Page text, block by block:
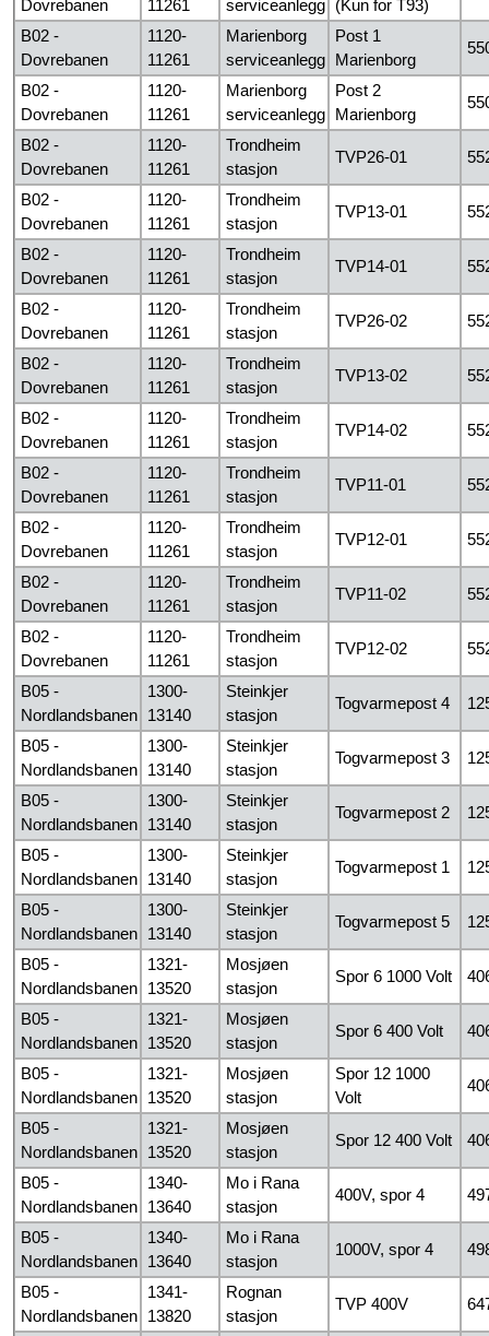
Dovrebanen 11261 serviceanlegg (Kun for T93)
B02 -
Dovrebanen
1120-
11261
Marienborg
serviceanlegg
Post 1
Marienborg
B02 -
Dovrebanen
1120-
11261
Marienborg
serviceanlegg
Post 2
Marienborg
B02 -
Dovrebanen
1120-
11261
Trondheim
stasjon
TVP26-01
B02 -
Dovrebanen
1120-
11261
Trondheim
stasjon
TVP13-01
B02 -
Dovrebanen
1120-
11261
Trondheim
stasjon
TVP14-01
B02 -
Dovrebanen
1120-
11261
Trondheim
stasjon
TVP26-02
B02 -
Dovrebanen
1120-
11261
Trondheim
stasjon
TVP13-02
B02 -
Dovrebanen
1120-
11261
Trondheim
stasjon
TVP14-02
B02 -
Dovrebanen
1120-
11261
Trondheim
stasjon
TVP11-01
B02 -
Dovrebanen
1120-
11261
Trondheim
stasjon
TVP12-01
B02 -
Dovrebanen
1120-
11261
Trondheim
stasjon
TVP11-02
B02 -
Dovrebanen
1120-
11261
Trondheim
stasjon
TVP12-02
B05 -
Nordlandsbanen
1300-
13140
Steinkjer
stasjon
Togvarmepost 4
B05 -
Nordlandsbanen
1300-
13140
Steinkjer
stasjon
Togvarmepost 3
B05 -
Nordlandsbanen
1300-
13140
Steinkjer
stasjon
Togvarmepost 2
B05 -
Nordlandsbanen
1300-
13140
Steinkjer
stasjon
Togvarmepost 1
B05 -
Nordlandsbanen
1300-
13140
Steinkjer
stasjon
Togvarmepost 5
B05 -
Nordlandsbanen
1321-
13520
Mosjøen
stasjon
Spor 6 1000 Volt
B05 -
Nordlandsbanen
1321-
13520
Mosjøen
stasjon
Spor 6 400 Volt
B05 -
Nordlandsbanen
1321-
13520
Mosjøen
stasjon
Spor 12 1000
Volt
B05 -
Nordlandsbanen
1321-
13520
Mosjøen
stasjon
Spor 12 400 Volt
B05 -
Nordlandsbanen
1340-
13640
Mo i Rana
stasjon
400V, spor 4
B05 -
Nordlandsbanen
1340-
13640
Mo i Rana
stasjon
1000V, spor 4
B05 -
Nordlandsbanen
1341-
13820
Rognan
stasjon
TVP 400V